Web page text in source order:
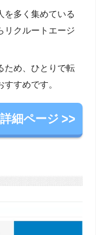
を多く集めている
リクルートエージ
ため、ひとりで転
すめです。
細ページ